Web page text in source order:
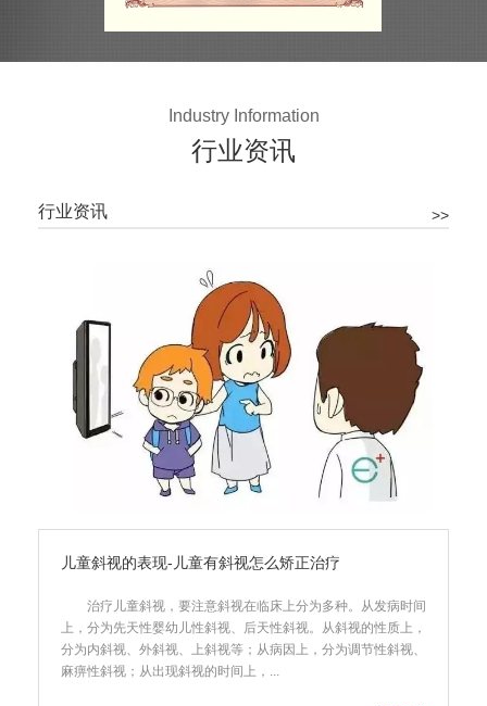
Industry Information
行业资讯
>>
行业资讯
儿童斜视的表现-儿童有斜视怎么矫正治疗
治疗儿童斜视，要注意斜视在临床上分为多种。从发病时间
上，分为先天性婴幼儿性斜视、后天性斜视。从斜视的性质上，
分为内斜视、外斜视、上斜视等；从病因上，分为调节性斜视、
麻痹性斜视；从出现斜视的时间上，...